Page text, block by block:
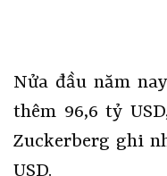
Nửa đầu năm
thêm 96,6 tỷ
Zuckerberg ghi
USD.